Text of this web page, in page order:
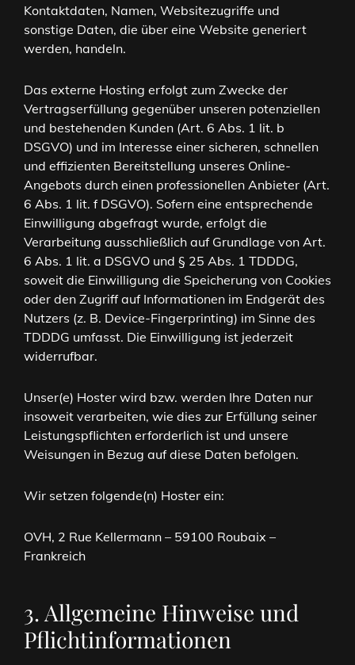
Kontaktdaten, Namen, Websitezugriffe und
sonstige Daten, die über eine Website generiert
werden, handeln.
Das externe Hosting erfolgt zum Zwecke der
Vertragserfüllung gegenüber unseren potenziellen
und bestehenden Kunden (Art. 6 Abs. 1 lit. b
DSGVO) und im Interesse einer sicheren, schnellen
und effizienten Bereitstellung unseres Online-
Angebots durch einen professionellen Anbieter (Art.
6 Abs. 1 lit. f DSGVO). Sofern eine entsprechende
Einwilligung abgefragt wurde, erfolgt die
Verarbeitung ausschließlich auf Grundlage von Art.
6 Abs. 1 lit. a DSGVO und § 25 Abs. 1 TDDDG,
soweit die Einwilligung die Speicherung von Cookies
oder den Zugriff auf Informationen im Endgerät des
Nutzers (z. B. Device-Fingerprinting) im Sinne des
TDDDG umfasst. Die Einwilligung ist jederzeit
widerrufbar.
Unser(e) Hoster wird bzw. werden Ihre Daten nur
insoweit verarbeiten, wie dies zur Erfüllung seiner
Leistungspflichten erforderlich ist und unsere
Weisungen in Bezug auf diese Daten befolgen.
Wir setzen folgende(n) Hoster ein:
OVH, 2 Rue Kellermann – 59100 Roubaix –
Frankreich
3. Allgemeine Hinweise und
Pflicht­informationen